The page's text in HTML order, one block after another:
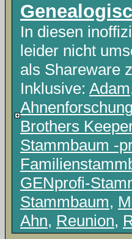
In diesen
leider nicht
als Shareware
Inklusive: Adam
Ahnenforschung
Brothers
Stammbaum -
GENprofi-
Stammbaum,
Ahn, Reunion,